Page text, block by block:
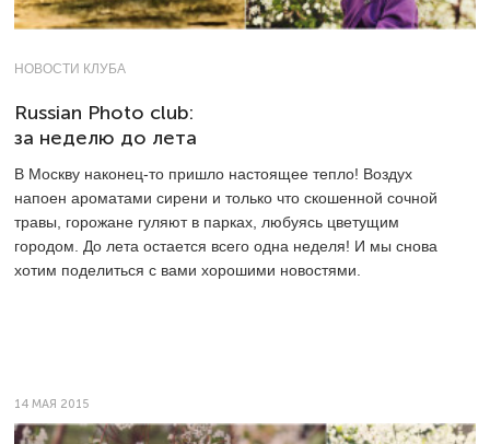
НОВОСТИ КЛУБА
Russian Photo club:
за неделю до лета
В Москву наконец-то пришло настоящее тепло! Воздух
напоен ароматами сирени и только что скошенной сочной
травы, горожане гуляют в парках, любуясь цветущим
городом. До лета остается всего одна неделя! И мы снова
хотим поделиться с вами хорошими новостями.
14 МАЯ 2015